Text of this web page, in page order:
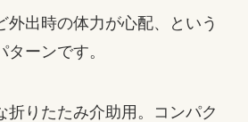
外出時の体力が心配、という
ーンです。
折りたたみ介助用。コンパク